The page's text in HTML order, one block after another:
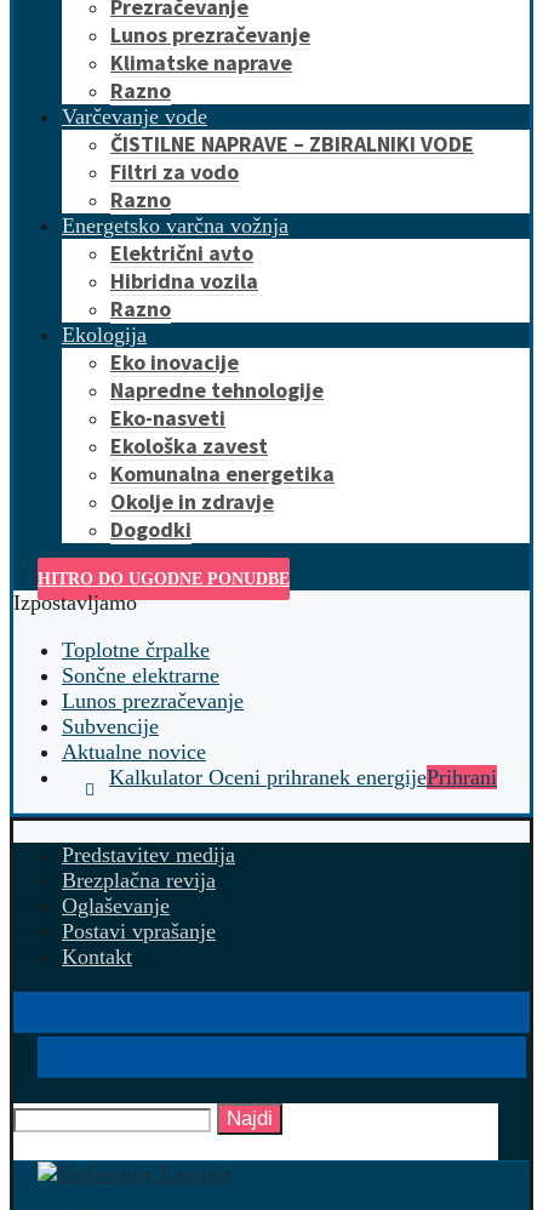
Prezračevanje
Lunos prezračevanje
Klimatske naprave
Razno
Varčevanje vode
ČISTILNE NAPRAVE – ZBIRALNIKI VODE
Filtri za vodo
Razno
Energetsko varčna vožnja
Električni avto
Hibridna vozila
Razno
Ekologija
Eko inovacije
Napredne tehnologije
Eko-nasveti
Ekološka zavest
Komunalna energetika
Okolje in zdravje
Dogodki
HITRO DO UGODNE PONUDBE
Izpostavljamo
Toplotne črpalke
Sončne elektrarne
Lunos prezračevanje
Subvencije
Aktualne novice
Kalkulator Oceni prihranek energijePrihrani
Predstavitev medija
Brezplačna revija
Oglaševanje
Postavi vprašanje
Kontakt
Najdi